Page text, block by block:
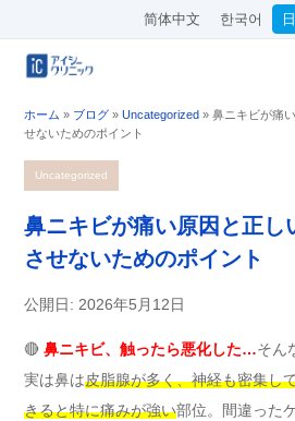
简体中文 한국어
ホーム » ブログ » Uncategorized » 鼻ニキビが痛
せないためのポイント
Uncategorized
鼻ニキビが痛い原因と正し
させないためのポイント
公開日: 2026年5月12日
🔴 鼻ニキビ、触ったら悪化した…そん
実は鼻は皮脂腺が多く、神経も密集し
きると特に痛みが強い部位。間違った